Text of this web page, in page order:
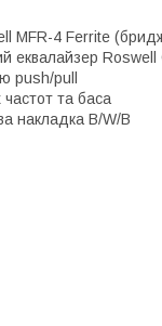
MFR-4 Ferrite
еквалайзер Roswell
push/pull
частот та баса
накладка B/W/B